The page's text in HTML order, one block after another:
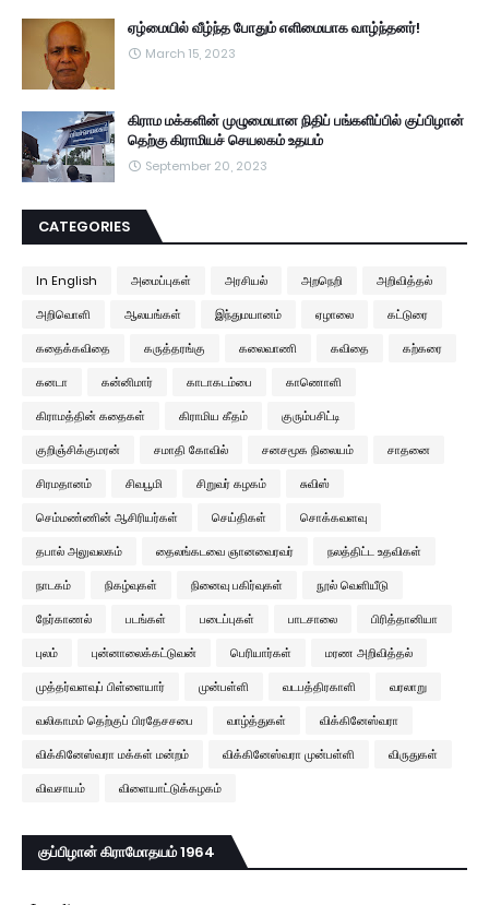
ஏழ்மையில் வீழ்ந்த போதும் எளிமையாக வாழ்ந்தனர்!
March 15, 2023
கிராம மக்களின் முழுமையான நிதிப் பங்களிப்பில் குப்பிழான்
தெற்கு கிராமியச் செயலகம் உதயம்
September 20, 2023
CATEGORIES
In English அமைப்புகள் அரசியல் அறநெறி
அறிவித்தல்
அறிவொளி
ஆலயங்கள் இந்துமயானம் ஏழாலை
கட்டுரை
கதைக்கவிதை
கருத்தரங்கு கலைவாணி கவிதை
கற்கரை
கனடா
கன்னிமார் காடாகடம்பை
காணொளி
கிராமத்தின் கதைகள்
கிராமிய கீதம்
குரும்பசிட்டி
குறிஞ்சிக்குமரன்
சமாதி கோவில் சனசமூக நிலையம்
சாதனை
சிரமதானம்
சிவபூமி சிறுவர் கழகம்
சுவிஸ்
செம்மண்ணின் ஆசிரியர்கள்
செய்திகள்
சொக்கவளவு
தபால் அலுவலகம்
தைலங்கடவை ஞானவைரவர்
நலத்திட்ட உதவிகள்
நாடகம்
நிகழ்வுகள் நினைவு பகிர்வுகள்
நூல் வெளியீடு
நேர்காணல்
படங்கள் படைப்புகள் பாடசாலை
பிரித்தானியா
புலம்
புன்னாலைக்கட்டுவன் பெரியார்கள்
மரண அறிவித்தல்
முத்தர்வளவுப் பிள்ளையார்
முன்பள்ளி வடபத்திரகாளி
வரலாறு
வலிகாமம் தெற்குப் பிரதேசசபை
வாழ்த்துகள்
விக்கினேஸ்வரா
விக்கினேஸ்வரா மக்கள் மன்றம்
விக்கினேஸ்வரா முன்பள்ளி
விருதுகள்
விவசாயம்
விளையாட்டுக்கழகம்
குப்பிழான் கிராமோதயம் 1964